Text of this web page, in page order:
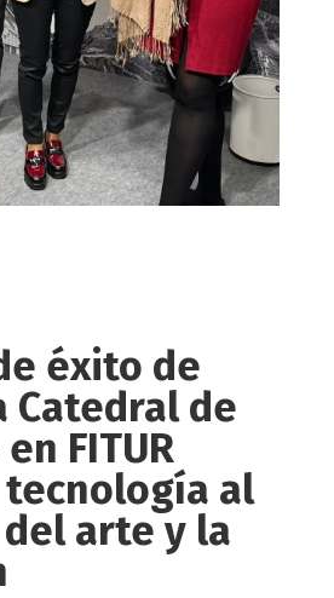
éxito de
Catedral de
FITUR
tecnología al
arte y la